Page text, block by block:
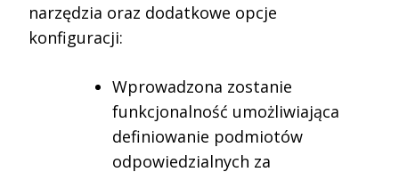
narzędzia oraz dodatkowe opcje
konfiguracji:
Wprowadzona zostanie
funkcjonalność umożliwiająca
definiowanie podmiotów
odpowiedzialnych za